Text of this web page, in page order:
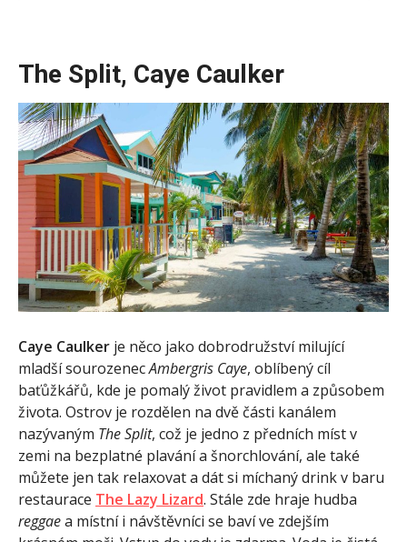
The Split, Caye Caulker
Caye Caulker je něco jako dobrodružství milující
mladší sourozenecAmbergris Caye, oblíbený cíl
baťůžkářů, kde je pomalý život pravidlem a způsobem
života. Ostrov je rozdělen na dvě části kanálem
nazývaným The Split, což je jedno z předních míst v
zemi na bezplatné plavání a šnorchlování, ale také
můžete jen tak relaxovat a dát si míchaný drink v baru
restaurace The Lazy Lizard. Stále zde hraje hudba
reggaea místní i návštěvníci se baví ve zdejším